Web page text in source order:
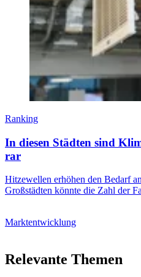
Ranking
In diesen Städten sind
rar
Hitzewellen erhöhen den Bedarf
Großstädten könnte die Zahl der
Marktentwicklung
Relevante Themen